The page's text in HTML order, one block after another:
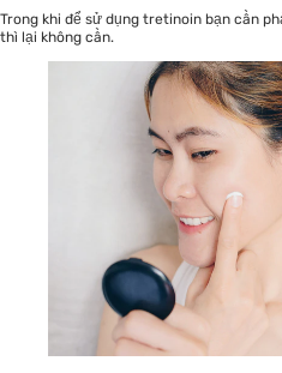
Trong khi để sử dụng tretinoin bạn cần
thì lại không cần.